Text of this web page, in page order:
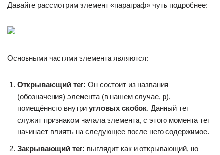
Давайте рассмотрим элемент «параграф» чуть подробнее:
Основными частями элемента являются:
Открывающий тег: Он состоит из названия
(обозначения) элемента (в нашем случае, p),
помещённого внутри угловых скобок. Данный тег
служит признаком начала элемента, с этого момента тег
начинает влиять на следующее после него содержимое.
Закрывающий тег: выглядит как и открывающий, но